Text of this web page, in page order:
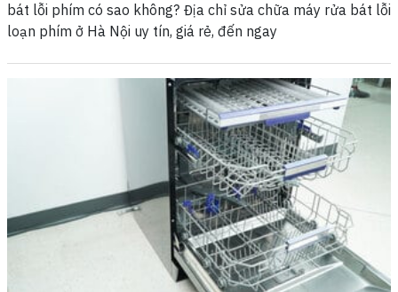
bát lỗi phím có sao không? Địa chỉ sửa chữa máy rửa bát lỗi
loạn phím ở Hà Nội uy tín, giá rẻ, đến ngay